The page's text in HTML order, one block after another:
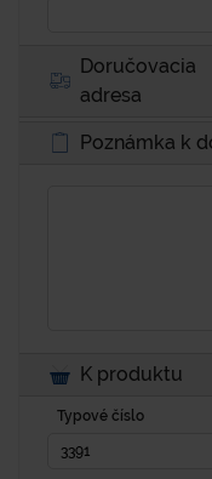
Doručovacia
adresa
Poznámka k
K produktu
Typové číslo